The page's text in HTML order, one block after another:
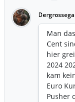
Man
Cent
hier
2024
kam
Euro
Pusher